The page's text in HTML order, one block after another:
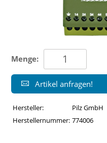
Menge:
Artikel anfragen!
Hersteller:
Pilz GmbH
Herstellernummer: 774006